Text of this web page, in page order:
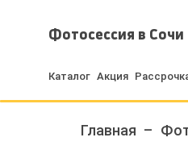
Фотосессия в Сочи
Каталог Акция
Главная